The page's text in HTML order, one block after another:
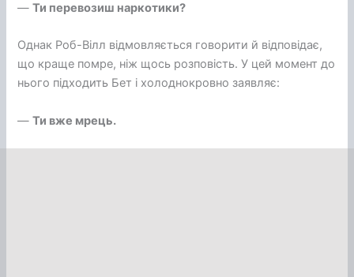
—Ти перевозиш наркотики?
Однак Роб-Вілл відмовляється говорити й відповідає,
що краще помре, ніж щось розповість. У цей момент до
нього підходить Бет і холоднокровно заявляє:
—Ти вже мрець.